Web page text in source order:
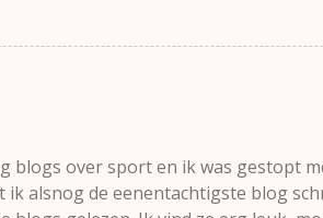
in het publiek. Zelfs de spelertjes
langs de lijn met een
blogs over sport en ik was gestopt
alsnog de eenentachtigste blog